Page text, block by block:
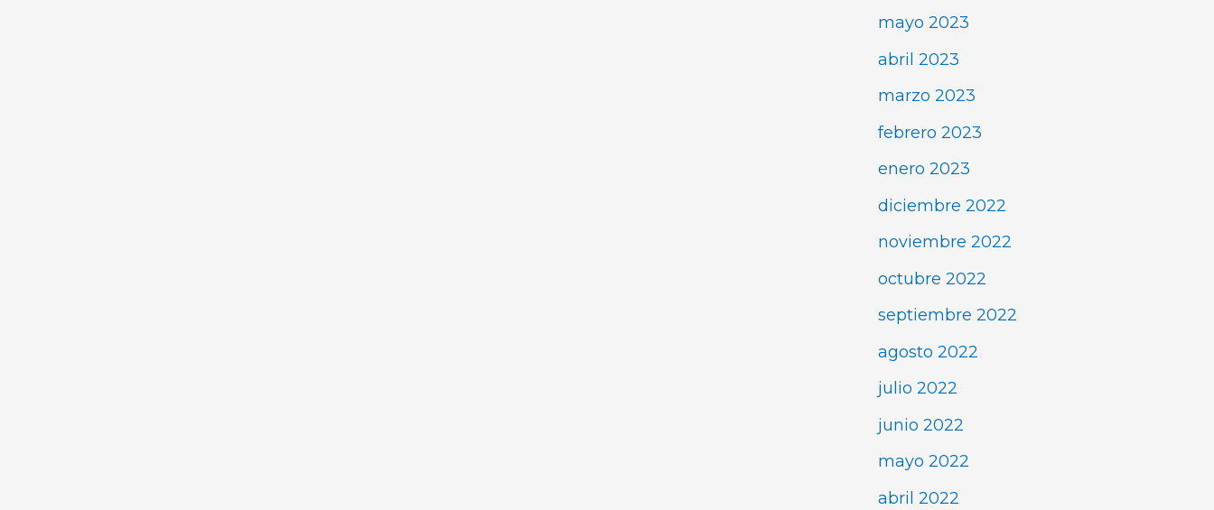
mayo 2023
abril 2023
marzo 2023
febrero 2023
enero 2023
diciembre 2022
noviembre 2022
octubre 2022
septiembre 2022
agosto 2022
julio 2022
junio 2022
mayo 2022
abril 2022